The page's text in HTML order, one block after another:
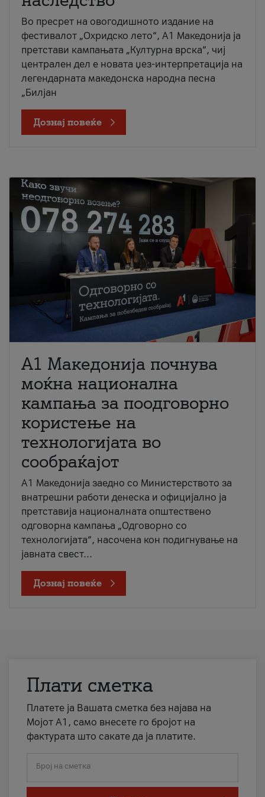
Во пресрет на овогодишното издание на
фестивалот „Охридско лето“, А1 Македонија ја
претстави кампањата „Културна врска“, чиј
централен дел е новата џез-интерпретација на
легендарната македонска народна песна
„Билјан
Дознај повеќе
A1 Македонија почнува
моќна национална
кампања за поодговорно
користење на
технологијата во
сообраќајот
A1 Македонија заедно со Министерството за
внатрешни работи денеска и официјално ја
претставија националната општествено
одговорна кампања „Одговорно со
технологијата“, насочена кон подигнување на
јавната свест...
Дознај повеќе
Плати сметка
Платете ја Вашата сметка без најава на
Мојот А1, само внесете го бројот на
фактурата што сакате да ја платите.
Број на сметка